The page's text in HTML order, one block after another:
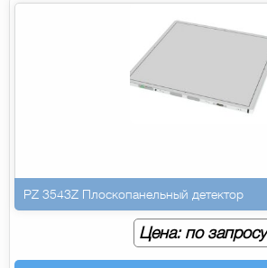
PZ 3543Z Плоскопанельный детектор
Цена: по запросу